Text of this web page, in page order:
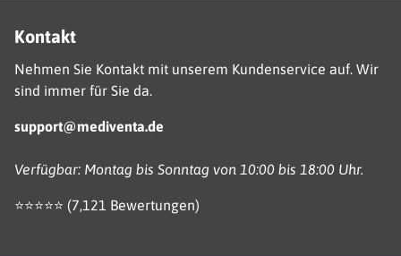
Kontakt
Nehmen Sie Kontakt mit unserem Kundenservice auf. Wir
sind immer für Sie da.
support@mediventa.de
Verfügbar: Montag bis Sonntag von 10:00 bis 18:00 Uhr.
⭐️⭐️⭐️️⭐️⭐️ (7,121 Bewertungen)